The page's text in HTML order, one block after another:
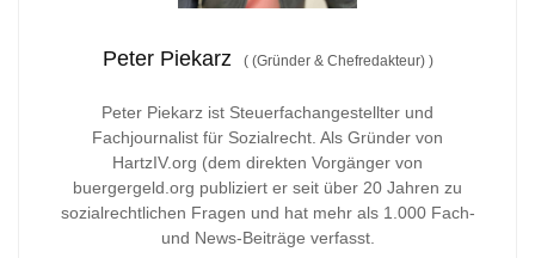
Peter Piekarz ((Gründer & Chefredakteur) )
Peter Piekarz ist Steuerfachangestellter und
Fachjournalist für Sozialrecht. Als Gründer von
HartzIV.org (dem direkten Vorgänger von
buergergeld.org publiziert er seit über 20 Jahren zu
sozialrechtlichen Fragen und hat mehr als 1.000 Fach-
und News-Beiträge verfasst.